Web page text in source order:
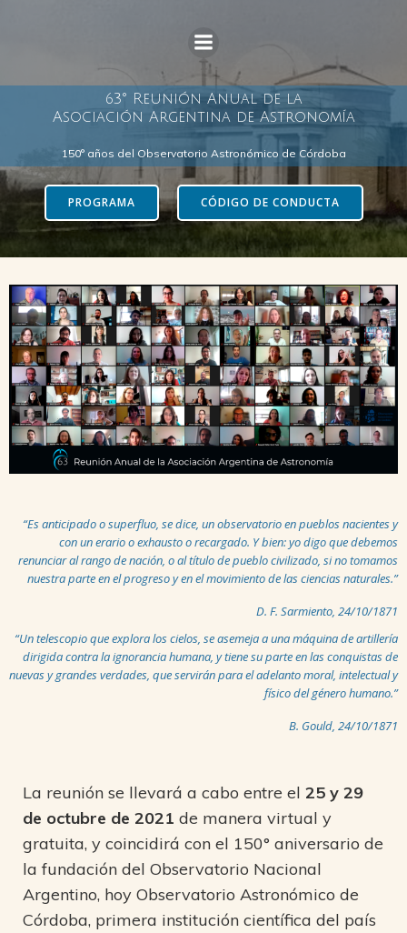
to
content
63° Reunión Anual de la
Asociación Argentina de Astronomía
150° años del Observatorio Astronómico de Córdoba
PROGRAMA CÓDIGO DE CONDUCTA
“Es anticipado o superfluo, se dice, un observatorio en pueblos nacientes y
con un erario o exhausto o recargado. Y bien: yo digo que debemos
renunciar al rango de nación, o al título de pueblo civilizado, si no tomamos
nuestra parte en el progreso y en el movimiento de las ciencias naturales.”
D. F. Sarmiento, 24/10/1871
“Un telescopio que explora los cielos, se asemeja a una máquina de artillería
dirigida contra la ignorancia humana, y tiene su parte en las conquistas de
nuevas y grandes verdades, que servirán para el adelanto moral, intelectual y
físico del género humano.”
B. Gould, 24/10/1871
La reunión se llevará a cabo entre el 25 y 29
de octubre de 2021 de manera virtual y
gratuita, y coincidirá con el 150° aniversario de
la fundación del Observatorio Nacional
Argentino, hoy Observatorio Astronómico de
Córdoba, primera institución científica del país